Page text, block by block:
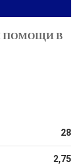
ПОМОЩИ В
28
2,75